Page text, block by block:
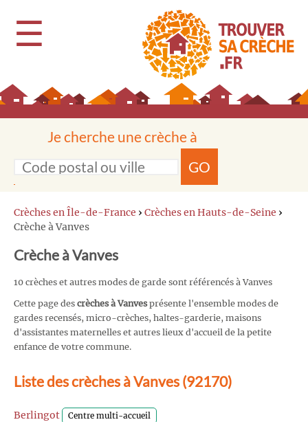
☰
Je cherche une crèche à
GO
Crèches en Île-de-France › Crèches en Hauts-de-Seine ›
Crèche à Vanves
Crèche à Vanves
10 crèches et autres modes de garde sont référencés à Vanves
Cette page des crèches à Vanvesprésente l'ensemble modes de
gardes recensés, micro-crèches, haltes-garderie, maisons
d'assistantes maternelles et autres lieux d'accueil de la petite
enfance de votre commune.
Liste des crèches à Vanves (92170)
Berlingot Centre multi-accueil